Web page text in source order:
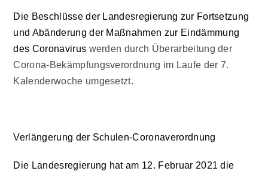
Die Beschlüsse der Landesregierung zur Fortsetzung
und Abänderung der Maßnahmen zur Eindämmung
des Coronavirus werden durch Überarbeitung der
Corona-Bekämpfungsverordnung im Laufe der 7.
Kalenderwoche umgesetzt.
Verlängerung der Schulen-Coronaverordnung
Die Landesregierung hat am 12. Februar 2021 die